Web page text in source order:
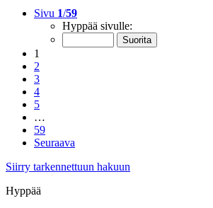
Sivu 1/59
Hyppää sivulle:
1
2
3
4
5
…
59
Seuraava
Siirry tarkennettuun hakuun
Hyppää